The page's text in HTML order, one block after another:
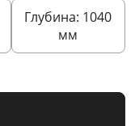
Глубина: 1040
мм